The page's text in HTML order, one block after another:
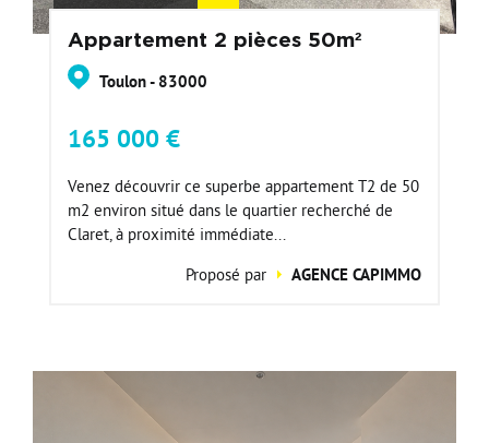
Appartement 2 pièces 50m²
Toulon - 83000
165 000 €
Venez découvrir ce superbe appartement T2 de 50
m2 environ situé dans le quartier recherché de
Claret, à proximité immédiate...
Proposé par
AGENCE CAPIMMO